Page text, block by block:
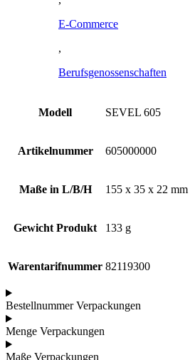
E-Commerce
,
Berufsgenossenschaften
Modell SEVEL 605
Artikelnummer 605000000
Maße in L/B/H 155 x 35 x 22 mm
Gewicht Produkt 133 g
Warentarifnummer 82119300
Bestellnummer Verpackungen
Menge Verpackungen
Maße Verpackungen